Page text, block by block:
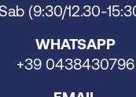
(9:30/12.30-
WHATSAPP
+39 0438430796